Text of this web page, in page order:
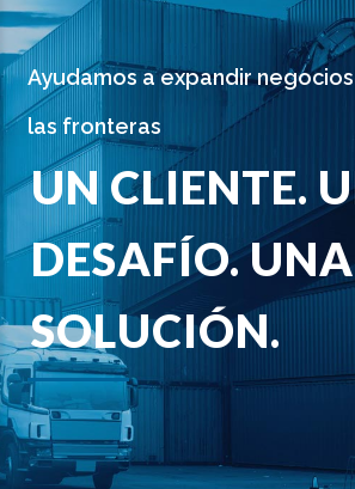
Ayudamos a expandir
las fronteras
UN CLIENTE.
DESAFÍO. UNA
SOLUCIÓN.